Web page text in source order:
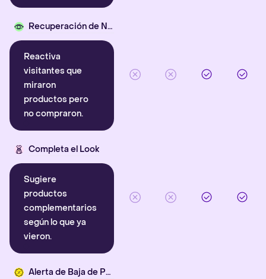
Recuperación de Navegación
Reactiva
visitantes que
miraron
productos pero
no compraron.
Completa el Look
Sugiere
productos
complementarios
según lo que ya
vieron.
Alerta de Baja de Precio